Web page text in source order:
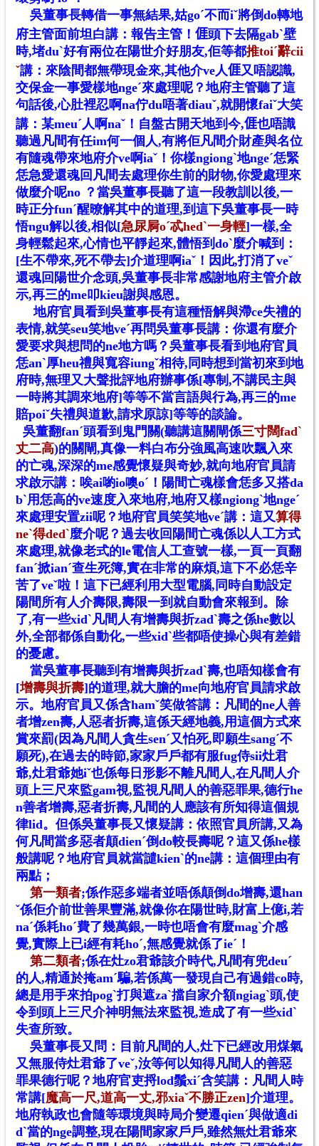
吳董事長轉借一事無結果,姑goˊ不而iˇ將倒do轉地
府主管面前坦白講：報告主管！ 𠊎頭下去隔gabˋ壁
時,堵duˋ好有兩位在陽世介好朋友,佢等都推toiˊ辭cii
ˇ講：來陰間都無帶現金來,其他介ve人𠊎又唔認識,
交保金一事愛樣地ngeˊ來處理呢？地府主管聽了這
句話後,心肚裡忍啊na佇du唔著diauˇ,就開懷faiˇ大笑
講：某meuˊ人啊naˇ！自盤古開天地到今,𠊎也唔識
聽過凡間有任im何一個人,有將佢凡間介財產與名位
有隨魂帶來地府介ve啊iaˇ！你樣ngiongˋ地ngeˊ恁緊
恁急愛還魂回凡間去處理你生前的財物,你愛處理來
做麼介呢no ？當吳董事長聽了這一段教訓以後,一
時正分funˊ醒暸解其中的道理,到這下吳董事長一時
悟ngu解以後,相似[急尿屙oˊ忒hedˋ一身輕]一樣,全
身輕鬆起來,心情也平靜起來,體悟到doˋ麼介喊到：
[生不帶來,死不帶去]介道理啊iaˇ！因此,打消了veˇ
還魂回陽世介念頭,吳董事長非常感謝地府主管介啟
示,再三的me叩kieu謝與感恩。
地府官員看到吳董事長有這種悟解與滯ce失禮的
表情,就笑seu笑地veˊ再問吳董事長講：你還有麼介
愛要求與想問的ne地方嗎？吳董事長看到地府官員
恁anˋ厚heu禮與寬容iungˇ相待,同時想到當初來到地
府時,無理又大聲批評地府辦事係[專制,不講民主與
一時將其調來地府]等等不當言語與行為,再三的me
賠poiˇ失禮與道歉,請求原諒]等等的談論。
吳董翻fanˊ頭看到鬼門關(聽講這關閘係三寸闊fadˋ
丈二高)的關閘,真像一料白布分強風高速吹飄入來
的亡魂,深深的me感覺懷疑與奇妙,就向地府官員請
求啟示講：唉ai喲io噢oˊ！陽間亡魂樣會恁多又搭da
bˋ用恁高的ve速度入來地府,地府又樣ngiongˋ地ngeˊ
來處理安置zii呢？地府官員笑笑地veˊ講：這又算得
neˋ得dedˋ麼介呢？過去收回陽間亡魂係以人工方式
來處理,就像老式的le電信人工查號一樣,一頁一頁翻
fanˊ掀ianˊ查生死簿,實在非常的麻煩,這下不必恁辛
苦了veˇ啦！這下已經利用大型電腦,同時自動設定
陽間所有人介壽限,壽限一到就自動會來報到。除
了,有一些xidˋ凡間人有增壽與折zadˋ壽之係he數以
外,全部都係自動化,一些xidˋ些都唔使操心與有差錯
的憂慮。
當吳董事長聽到有增壽與折zadˋ壽,也唔知樣會有
[增壽與折壽]的道理,就大膽的me向地府官員請求啟
示。地府官員又係含hamˇ笑做答講：凡間的ne人善
者增zen壽,人惡者折壽,這係天經地義,用這個方式來
賞來罰(因為凡間人貪生senˊ又怕死,即願生sangˊ不
願死),在過去的時節,家家戶戶都有服fug侍sii灶君
爺,灶君爺她iˇ也係每日形影不離凡間人,在凡間人介
頭上三尺來監gam視,監視凡間人的善惡罪果,德行he
n善者增壽,惡者折壽,凡間的人應該有所知得這個規
律lid。但係吳董事長又懷疑講：依照官員所講,又為
何凡間當多惡者顛dienˊ倒do較長壽呢？這又係he樣
般講呢？地府官員就當譴kienˋ的ne講：這個理由有
兩點；
第一類者;係作惡多端者並唔係顛倒do增壽,還han
ˇ係佢介前世善果豐滿,就像你在陽世時,財富上億i,若
naˊ係耗hoˊ費了幾萬銀,一時也唔會有麼magˋ介感
覺,實際上已i經有耗hoˊ,無感覺就係了ieˊ ！
第二類者;係在灶zo君爺該介時代,凡間有兜deuˊ
的人,精通於掩amˊ騙,若係萬一發現自己有過錯co時,
總是用手來拍pogˋ打與遮zaˋ擋自家介額ngiagˋ頭,使
令到頭上三尺介神明無法來監視,造成了有一些xidˋ
失查所致。
吳董事長又問：目前凡間的人,灶下已經改用煤氣
又無服侍灶君爺了veˇ,汝等何以知得凡間人的善惡
罪果德行呢？地府官吏捋lod鬚xiˊ含笑講：凡間人時
常講[魔高一尺,道高一丈,邪xiaˇ不勝正zen]介道理。
地府執政也會隨等環境與時局介變遷qienˊ與做適di
dˋ當的nge調整,現在陽間家家戶戶,雖然無灶君爺來